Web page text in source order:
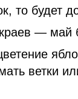
то будет
— май
ветки